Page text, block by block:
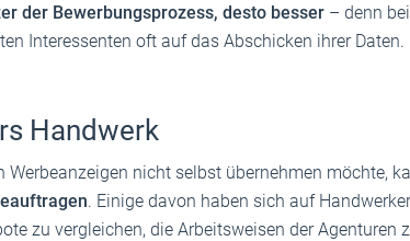
der Bewerbungsprozess, desto besser – denn
Interessenten oft auf das Abschicken ihrer Daten.
Handwerk
Werbeanzeigen nicht selbst übernehmen möchte,
. Einige davon haben sich auf Handwerker
zu vergleichen, die Arbeitsweisen der Agenturen